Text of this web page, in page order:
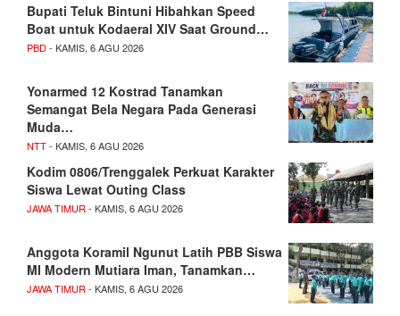
Bupati Teluk Bintuni Hibahkan Speed
Boat untuk Kodaeral XIV Saat Ground…
PBD- KAMIS, 6 AGU 2026
Yonarmed 12 Kostrad Tanamkan
Semangat Bela Negara Pada Generasi
Muda…
NTT- KAMIS, 6 AGU 2026
Kodim 0806/Trenggalek Perkuat Karakter
Siswa Lewat Outing Class
JAWA TIMUR - KAMIS, 6 AGU 2026
Anggota Koramil Ngunut Latih PBB Siswa
MI Modern Mutiara Iman, Tanamkan…
JAWA TIMUR - KAMIS, 6 AGU 2026